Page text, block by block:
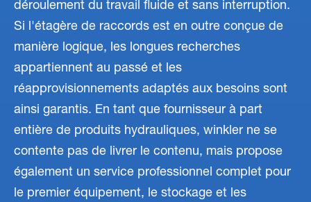
déroulement du travail fluide et sans interruption.
Si l'étagère de raccords est en outre conçue de
manière logique, les longues recherches
appartiennent au passé et les
réapprovisionnements adaptés aux besoins sont
ainsi garantis. En tant que fournisseur à part
entière de produits hydrauliques, winkler ne se
contente pas de livrer le contenu, mais propose
également un service professionnel complet pour
le premier équipement, le stockage et les